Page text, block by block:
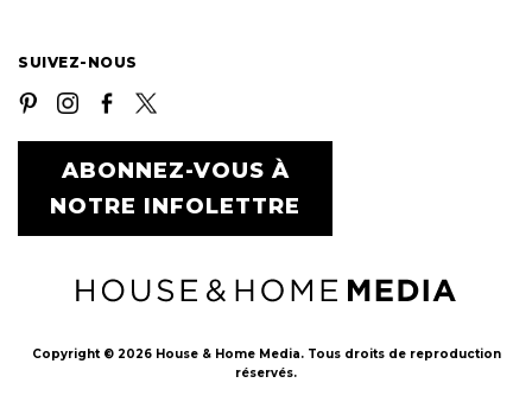
SUIVEZ-NOUS
ABONNEZ-VOUS À
NOTRE INFOLETTRE
Copyright © 2026 House & Home Media. Tous droits de reproduction
réservés.